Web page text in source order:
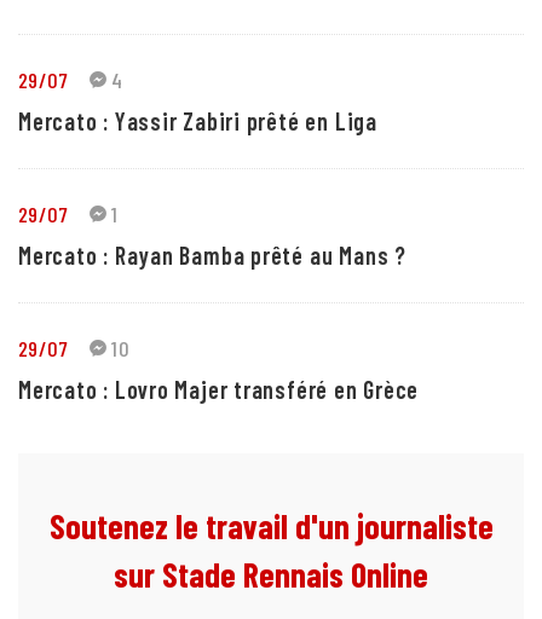
29/07 4
Mercato : Yassir Zabiri prêté en Liga
29/07 1
Mercato : Rayan Bamba prêté au Mans ?
29/07 10
Mercato : Lovro Majer transféré en Grèce
Soutenez le travail d'un journaliste
sur Stade Rennais Online